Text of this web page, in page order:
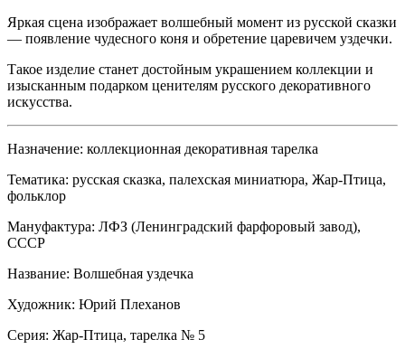
Яркая сцена изображает волшебный момент из русской сказки
— появление чудесного коня и обретение царевичем уздечки.
Такое изделие станет достойным украшением коллекции и
изысканным подарком ценителям русского декоративного
искусства.
Назначение: коллекционная декоративная тарелка
Тематика: русская сказка, палехская миниатюра, Жар-Птица,
фольклор
Мануфактура: ЛФЗ (Ленинградский фарфоровый завод),
СССР
Название: Волшебная уздечка
Художник: Юрий Плеханов
Серия: Жар-Птица, тарелка № 5